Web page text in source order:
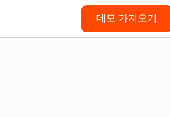
데모 가져오기